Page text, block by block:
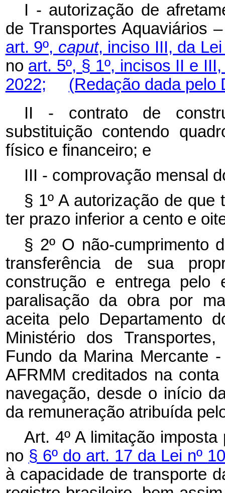
I - autorização de
de Transportes Aquaviários
art. 9º, caput, inciso III, da
no art. 5º, § 1º, incisos II e
2022;
(Redação dada pelo
II - contrato de
substituição contendo
físico e financeiro; e
III - comprovação mensal
§ 1ºA autorização de
ter prazo inferior a cento e
§ 2º O não-cumprimento
transferência de sua
construção e entrega pelo
paralisação da obra por
aceita pelo Departamento
Ministério dos
Fundo da Marina Mercante
AFRMM creditados na
navegação, desde o início
da remuneração atribuída
Art. 4ºA limitação
no § 6º do art. 17 da Lei nº
à capacidade de transporte